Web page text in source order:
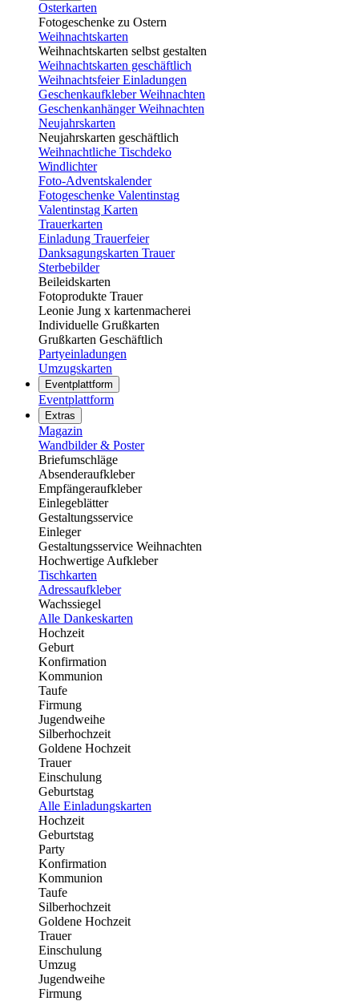
Osterkarten
Fotogeschenke zu Ostern
Weihnachtskarten
Weihnachtskarten selbst gestalten
Weihnachtskarten geschäftlich
Weihnachtsfeier Einladungen
Geschenkaufkleber Weihnachten
Geschenkanhänger Weihnachten
Neujahrskarten
Neujahrskarten geschäftlich
Weihnachtliche Tischdeko
Windlichter
Foto-Adventskalender
Fotogeschenke Valentinstag
Valentinstag Karten
Trauerkarten
Einladung Trauerfeier
Danksagungskarten Trauer
Sterbebilder
Beileidskarten
Fotoprodukte Trauer
Leonie Jung x kartenmacherei
Individuelle Grußkarten
Grußkarten Geschäftlich
Partyeinladungen
Umzugskarten
Eventplattform
Eventplattform
Extras
Magazin
Wandbilder & Poster
Briefumschläge
Absenderaufkleber
Empfängeraufkleber
Einlegeblätter
Gestaltungsservice
Einleger
Gestaltungsservice Weihnachten
Hochwertige Aufkleber
Tischkarten
Adressaufkleber
Wachssiegel
Alle Dankeskarten
Hochzeit
Geburt
Konfirmation
Kommunion
Taufe
Firmung
Jugendweihe
Silberhochzeit
Goldene Hochzeit
Trauer
Einschulung
Geburtstag
Alle Einladungskarten
Hochzeit
Geburtstag
Party
Konfirmation
Kommunion
Taufe
Silberhochzeit
Goldene Hochzeit
Trauer
Einschulung
Umzug
Jugendweihe
Firmung